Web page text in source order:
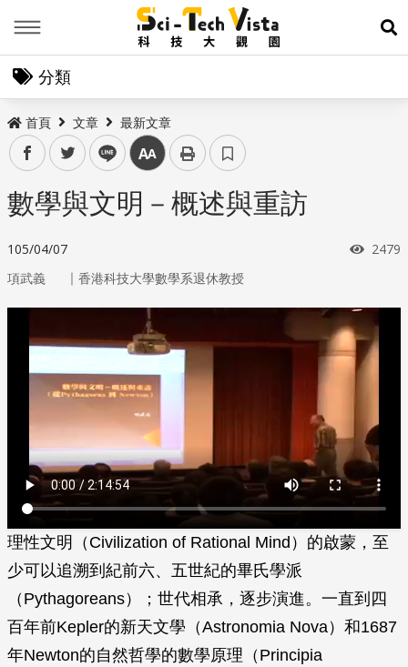
展
分類
首頁 文章 最新文章
facebooktwitter line 中
數學與文明－概述與重訪
105/04/07 瀏覽
2479
項武義 ｜ 香港科技大學數學系退休教授
理性文明（Civilization of Rational Mind）的啟蒙，至
少可以追溯到紀前六、五世紀的畢氏學派
（Pythagoreans）；世代相承，逐步演進。一直到四
百年前Kepler的新天文學（Astronomia Nova）和1687
年Newton的自然哲學的數學原理（Principia